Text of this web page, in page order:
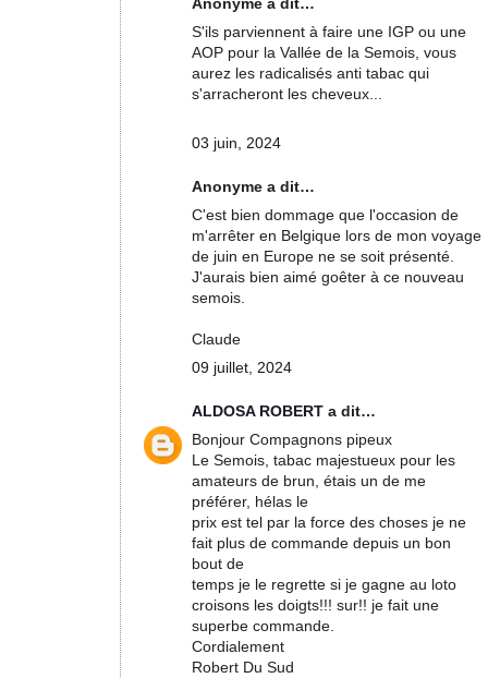
Anonyme a dit…
S'ils parviennent à faire une IGP ou une
AOP pour la Vallée de la Semois, vous
aurez les radicalisés anti tabac qui
s'arracheront les cheveux...
03 juin, 2024
Anonyme a dit…
C'est bien dommage que l'occasion de
m'arrêter en Belgique lors de mon voyage
de juin en Europe ne se soit présenté.
J'aurais bien aimé goêter à ce nouveau
semois.
Claude
09 juillet, 2024
ALDOSA ROBERT a dit…
Bonjour Compagnons pipeux
Le Semois, tabac majestueux pour les
amateurs de brun, étais un de me
préférer, hélas le
prix est tel par la force des choses je ne
fait plus de commande depuis un bon
bout de
temps je le regrette si je gagne au loto
croisons les doigts!!! sur!! je fait une
superbe commande.
Cordialement
Robert Du Sud